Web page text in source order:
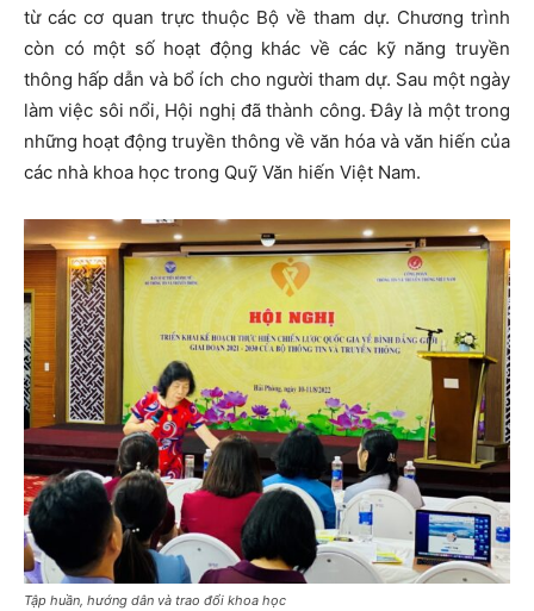
từ các cơ quan trực thuộc Bộ về tham dự. Chương trình
còn có một số hoạt động khác về các kỹ năng truyền
thông hấp dẫn và bổ ích cho người tham dự. Sau một ngày
làm việc sôi nổi, Hội nghị đã thành công. Đây là một trong
những hoạt động truyền thông về văn hóa và văn hiến của
các nhà khoa học trong Quỹ Văn hiến Việt Nam.
Tập huần, hướng dân và trao đổi khoa học